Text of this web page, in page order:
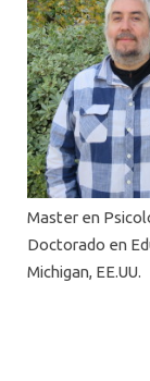
Master en
Doctorado en
Michigan, EE.UU.